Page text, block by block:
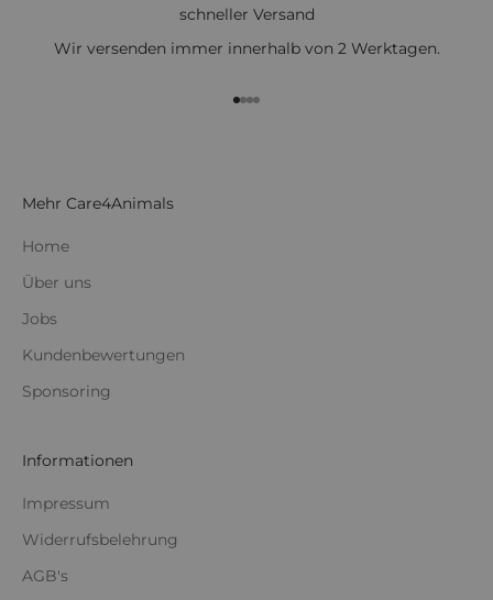
schneller Versand
Wir versenden immer innerhalb von 2 Werktagen.
Gehe zu Element 1
Gehe zu Element 2
Gehe zu Element 3
Gehe zu Element 4
Mehr Care4Animals
Home
Über uns
Jobs
Kundenbewertungen
Sponsoring
Informationen
Impressum
Widerrufsbelehrung
AGB's